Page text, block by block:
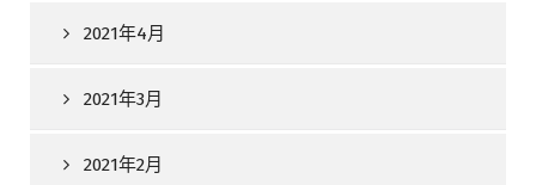
2021年4月
2021年3月
2021年2月